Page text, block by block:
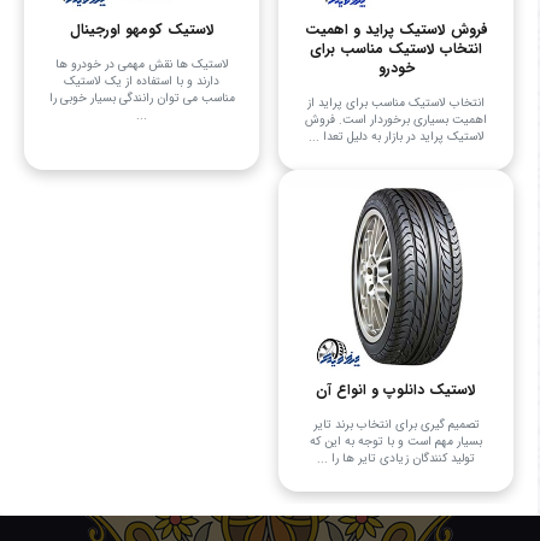
فروش لاستیک پراید و اهمیت
انتخاب لاستیک مناسب برای
خودرو
انتخاب لاستیک مناسب برای پراید از
اهمیت بسیاری برخوردار است. فروش
لاستیک پراید در بازار به دلیل تعدا ...
لاستیک کومهو اورجینال
لاستیک ها نقش مهمی در خودرو ها
دارند و با استفاده از یک لاستیک
مناسب می توان رانندگی بسیار خوبی را
...
لاستیک دانلوپ و انواع آن
تصمیم گیری برای انتخاب برند تایر
بسیار مهم است و با توجه به این که
تولید کنندگان زیادی تایر ها را ...